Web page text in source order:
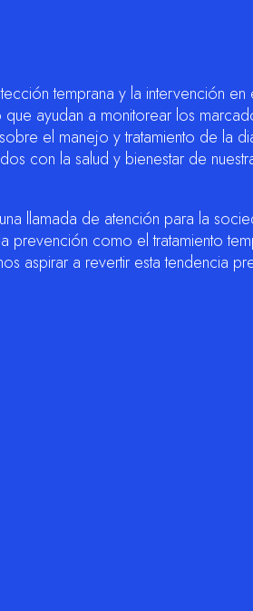
temprana y la intervención
ayudan a monitorear los
el manejo y tratamiento de la
con la salud y bienestar de
llamada de atención para la
prevención como el tratamiento
aspirar a revertir esta tendencia